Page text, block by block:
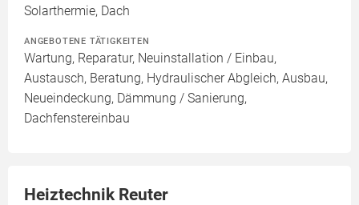
Solarthermie, Dach
ANGEBOTENE TÄTIGKEITEN
Wartung, Reparatur, Neuinstallation / Einbau,
Austausch, Beratung, Hydraulischer Abgleich, Ausbau,
Neueindeckung, Dämmung / Sanierung,
Dachfenstereinbau
Heiztechnik Reuter